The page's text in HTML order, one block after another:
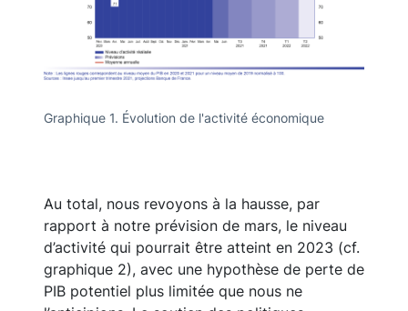
Graphique 1. Évolution de l'activité économique
Au total, nous revoyons à la hausse, par
rapport à notre prévision de mars, le niveau
d’activité qui pourrait être atteint en 2023 (cf.
graphique 2), avec une hypothèse de perte de
PIB potentiel plus limitée que nous ne